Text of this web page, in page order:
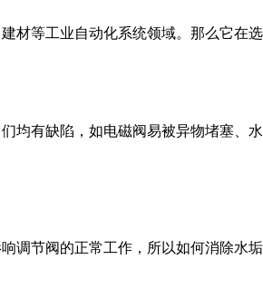
材等工业自动化系统领域。那么它在
均有缺陷，如电磁阀易被异物堵塞
节阀的正常工作，所以如何消除水